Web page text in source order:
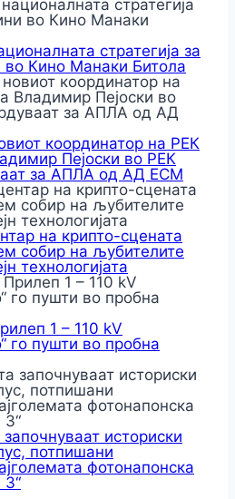
стратегија за
Кино Манаки Битола
координатор на РЕК
Пејоски во РЕК
за АПЛА од АД ЕСМ
на крипто-сцената
собир на љубителите
технологијата
1 – 110 kV
го пушти во пробна
историски
потпишани
фотонапонска
3“